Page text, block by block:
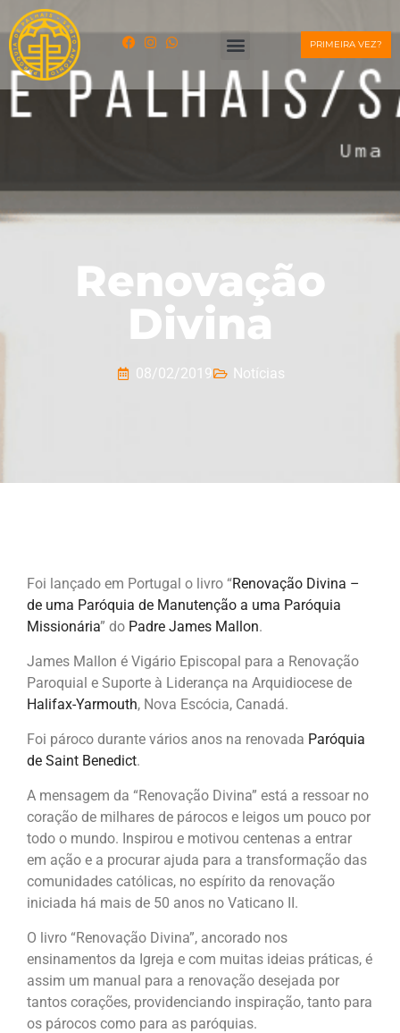
PRIMEIRA VEZ?
Renovação
Divina
08/02/2019 Notícias
Foi lançado em Portugal o livro “Renovação Divina –
de uma Paróquia de Manutenção a uma Paróquia
Missionária” do Padre James Mallon.
James Mallon é Vigário Episcopal para a Renovação
Paroquial e Suporte à Liderança na Arquidiocese de
Halifax-Yarmouth, Nova Escócia, Canadá.
Foi pároco durante vários anos na renovada Paróquia
de Saint Benedict.
A mensagem da “Renovação Divina” está a ressoar no
coração de milhares de párocos e leigos um pouco por
todo o mundo. Inspirou e motivou centenas a entrar
em ação e a procurar ajuda para a transformação das
comunidades católicas, no espírito da renovação
iniciada há mais de 50 anos no Vaticano II.
O livro “Renovação Divina”, ancorado nos
ensinamentos da Igreja e com muitas ideias práticas, é
assim um manual para a renovação desejada por
tantos corações, providenciando inspiração, tanto para
os párocos como para as paróquias.